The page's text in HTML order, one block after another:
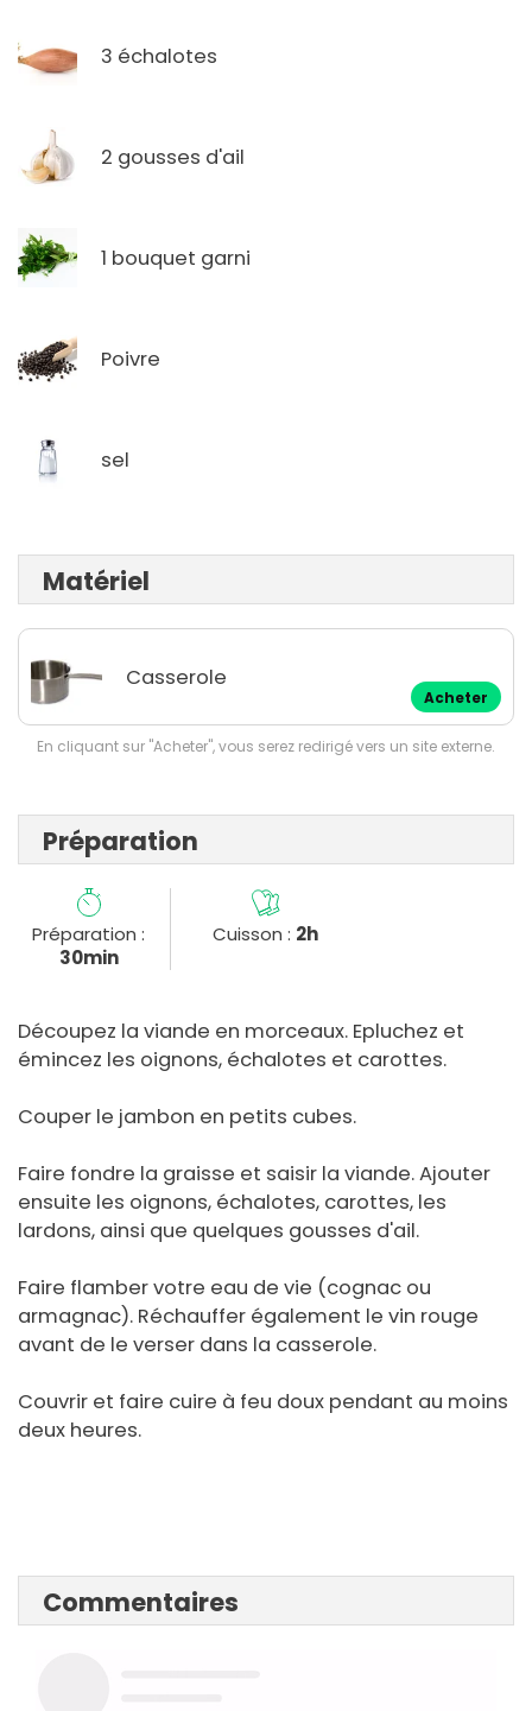
3 échalotes
2 gousses d'ail
1 bouquet garni
Poivre
sel
Matériel
Casserole
Acheter
En cliquant sur "Acheter", vous serez redirigé vers un site externe.
Préparation
Préparation :
30min
Cuisson : 2h
Découpez la viande en morceaux. Epluchez et
émincez les oignons, échalotes et carottes.
Couper le jambon en petits cubes.
Faire fondre la graisse et saisir la viande. Ajouter
ensuite les oignons, échalotes, carottes, les
lardons, ainsi que quelques gousses d'ail.
Faire flamber votre eau de vie (cognac ou
armagnac). Réchauffer également le vin rouge
avant de le verser dans la casserole.
Couvrir et faire cuire à feu doux pendant au moins
deux heures.
Commentaires